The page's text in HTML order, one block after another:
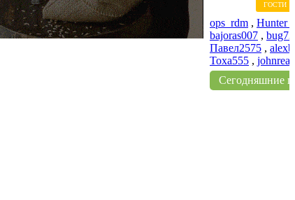
ГОСТИ
ops_rdm ,
bajoras007 , bug73
Павел2575 ,
Тоха555 , johnrea
Сегодняшние